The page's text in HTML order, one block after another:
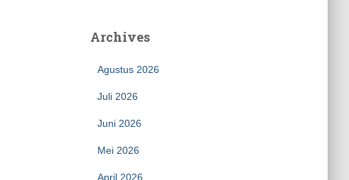
Archives
Agustus 2026
Juli 2026
Juni 2026
Mei 2026
April 2026